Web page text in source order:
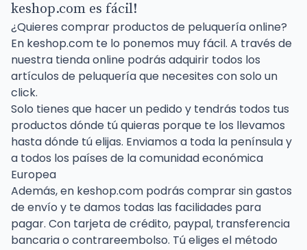
keshop.com es fácil!
¿Quieres comprar productos de peluquería online?
En keshop.com te lo ponemos muy fácil. A través de
nuestra tienda online podrás adquirir todos los
artículos de peluquería que necesites con solo un
click.
Solo tienes que hacer un pedido y tendrás todos tus
productos dónde tú quieras porque te los llevamos
hasta dónde tú elijas. Enviamos a toda la península y
a todos los países de la comunidad económica
Europea
Además, en keshop.com podrás comprar sin gastos
de envío y te damos todas las facilidades para
pagar. Con tarjeta de crédito, paypal, transferencia
bancaria o contrareembolso. Tú eliges el método